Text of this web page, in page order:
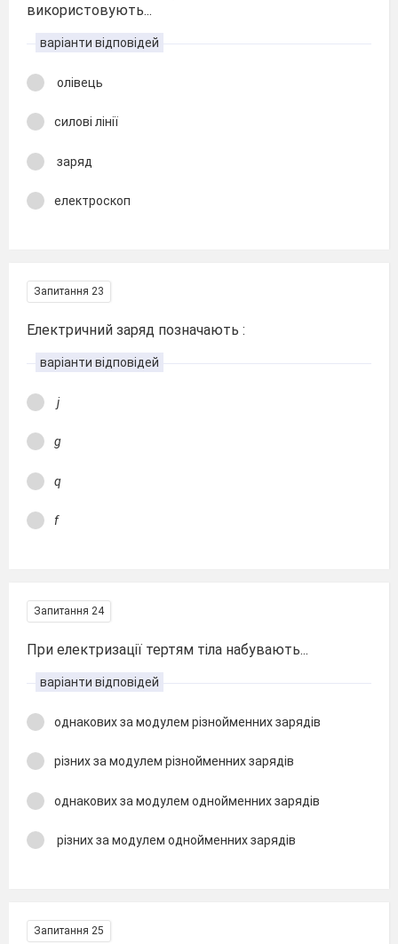
використовують...
варіанти відповідей
олівець
силові лінії
заряд
електроскоп
Запитання 23
Електричний заряд позначають :
варіанти відповідей
j
g
q
f
Запитання 24
При електризації тертям тіла набувають...
варіанти відповідей
однакових за модулем різнойменних зарядів
різних за модулем різнойменних зарядів
однакових за модулем однойменних зарядів
різних за модулем однойменних зарядів
Запитання 25